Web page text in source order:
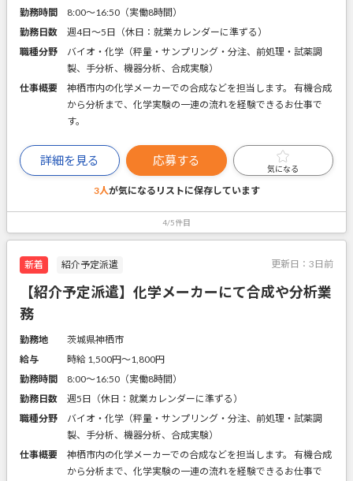
勤務時間
8:00～16:50（実働8時間）
勤務日数
週4日～5日（休日：就業カレンダーに準ずる）
職種分野
バイオ・化学（秤量・サンプリング・分注、前処理・試薬調
製、手分析、機器分析、合成実験）
仕事概要
神栖市内の化学メーカーでの合成などを担当します。 有機合成
から分析まで、化学実験の一連の流れを経験できるお仕事で
す。
詳細を見る 応募する
気になる
3人が気になるリストに保存しています
4/5件目
新着 紹介予定派遣 更新日： 3日前
【紹介予定派遣】化学メーカーにて合成や分析業
務
勤務地
茨城県神栖市
給与
時給 1,500円〜1,800円
勤務時間
8:00～16:50（実働8時間）
勤務日数
週5日（休日：就業カレンダーに準ずる）
職種分野
バイオ・化学（秤量・サンプリング・分注、前処理・試薬調
製、手分析、機器分析、合成実験）
仕事概要
神栖市内の化学メーカーでの合成などを担当します。 有機合成
から分析まで、化学実験の一連の流れを経験できるお仕事で